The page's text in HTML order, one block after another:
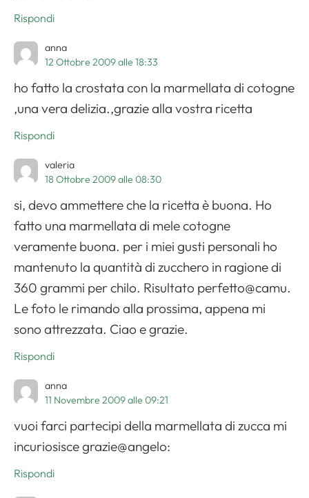
Rispondi
anna
12 Ottobre 2009 alle 18:33
ho fatto la crostata con la marmellata di cotogne
,una vera delizia.,grazie alla vostra ricetta
Rispondi
valeria
18 Ottobre 2009 alle 08:30
si, devo ammettere che la ricetta è buona. Ho
fatto una marmellata di mele cotogne
veramente buona. per i miei gusti personali ho
mantenuto la quantità di zucchero in ragione di
360 grammi per chilo. Risultato perfetto@camu.
Le foto le rimando alla prossima, appena mi
sono attrezzata. Ciao e grazie.
Rispondi
anna
11 Novembre 2009 alle 09:21
vuoi farci partecipi della marmellata di zucca mi
incuriosisce grazie@angelo:
Rispondi